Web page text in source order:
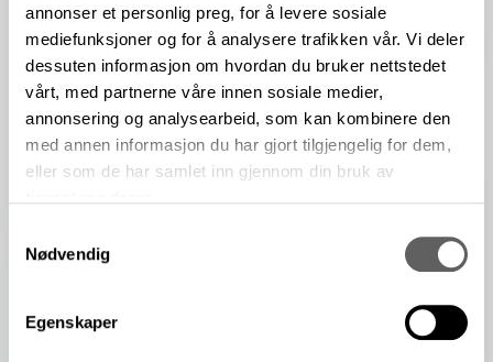
annonser et personlig preg, for å levere sosiale
mediefunksjoner og for å analysere trafikken vår. Vi deler
dessuten informasjon om hvordan du bruker nettstedet
vårt, med partnerne våre innen sosiale medier,
annonsering og analysearbeid, som kan kombinere den
med annen informasjon du har gjort tilgjengelig for dem,
eller som de har samlet inn gjennom din bruk av
Nødvendig
Egenskaper